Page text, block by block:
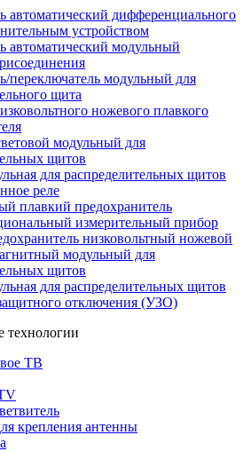
автоматический дифференциального
устройством
автоматический модульный
переключатель модульный для
щита
ножевого плавкого
модульный для
щитов
для распределительных щитов
реле
плавкий предохранитель
измерительный прибор
низковольтный ножевой
модульный для
щитов
для распределительных щитов
отключения (УЗО)
технологии
ТВ
крепления антенны